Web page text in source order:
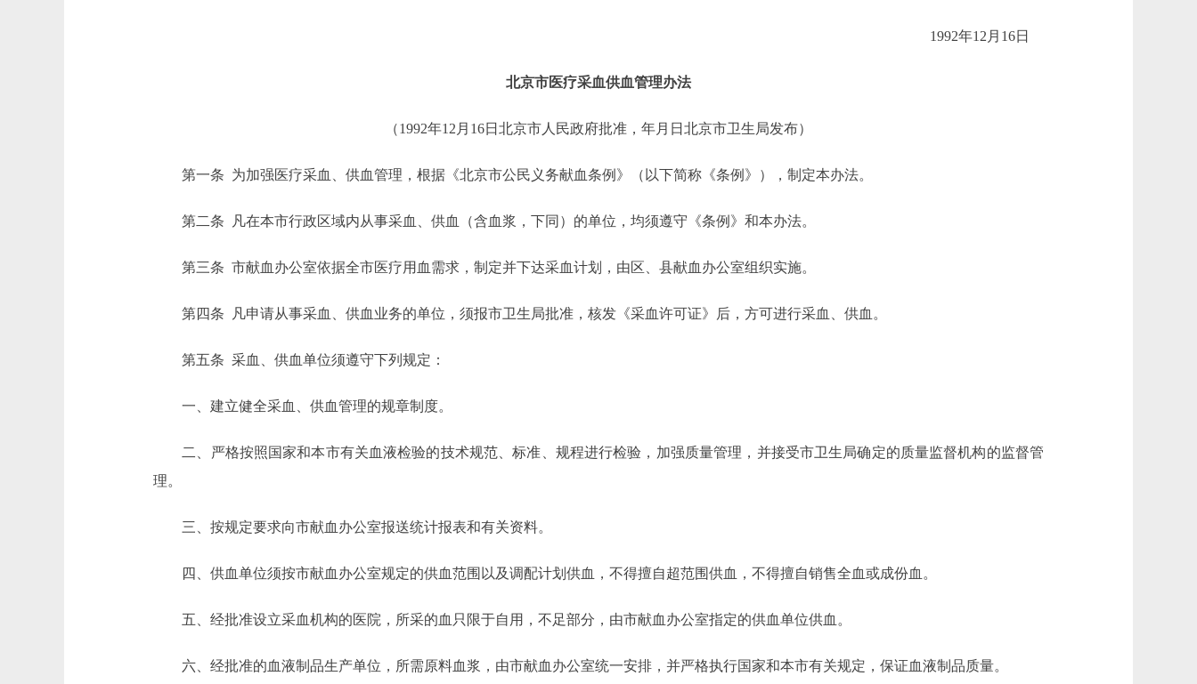
1992年12月16日
北京市医疗采血供血管理办法
（1992年12月16日北京市人民政府批准，年月日北京市卫生局发布）
第一条 为加强医疗采血、供血管理，根据《北京市公民义务献血条例》（以下简称《条例》），制定本办法。
第二条 凡在本市行政区域内从事采血、供血（含血浆，下同）的单位，均须遵守《条例》和本办法。
第三条 市献血办公室依据全市医疗用血需求，制定并下达采血计划，由区、县献血办公室组织实施。
第四条 凡申请从事采血、供血业务的单位，须报市卫生局批准，核发《采血许可证》后，方可进行采血、供血。
第五条 采血、供血单位须遵守下列规定：
一、建立健全采血、供血管理的规章制度。
二、严格按照国家和本市有关血液检验的技术规范、标准、规程进行检验，加强质量管理，并接受市卫生局确定的质量监督机构的监督管
理。
三、按规定要求向市献血办公室报送统计报表和有关资料。
四、供血单位须按市献血办公室规定的供血范围以及调配计划供血，不得擅自超范围供血，不得擅自销售全血或成份血。
五、经批准设立采血机构的医院，所采的血只限于自用，不足部分，由市献血办公室指定的供血单位供血。
六、经批准的血液制品生产单位，所需原料血浆，由市献血办公室统一安排，并严格执行国家和本市有关规定，保证血液制品质量。